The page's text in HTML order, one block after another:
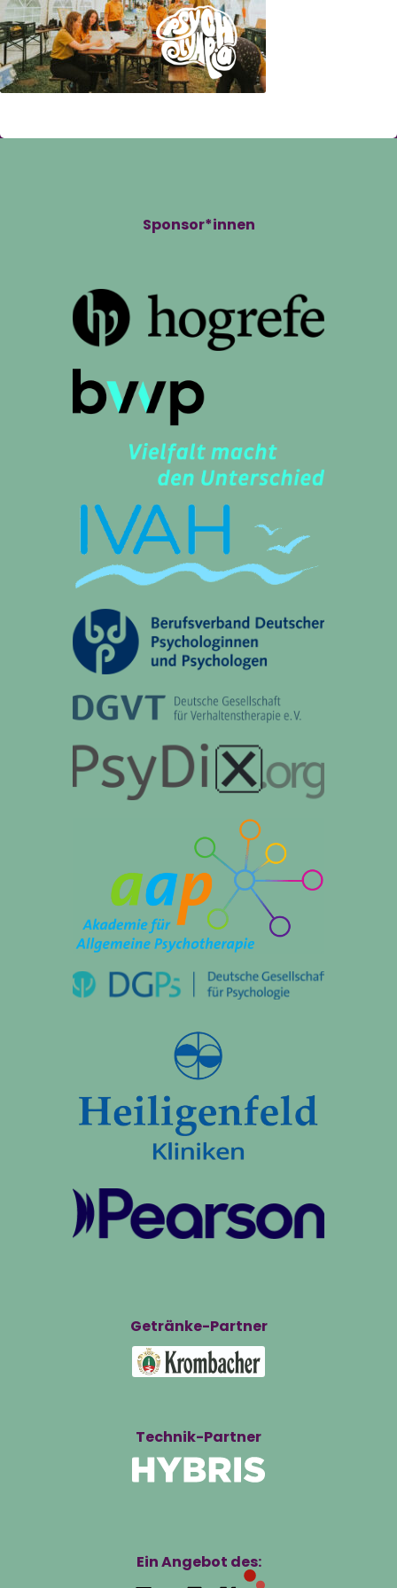
Sponsor*innen
Getränke-Partner
Technik-Partner
Ein Angebot des: